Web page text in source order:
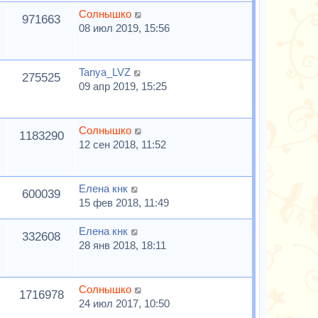
971663
Солнышко
08 июл 2019, 15:56
275525
Tanya_LVZ
09 апр 2019, 15:25
1183290
Солнышко
12 сен 2018, 11:52
600039
Елена кнк
15 фев 2018, 11:49
332608
Елена кнк
28 янв 2018, 18:11
1716978
Солнышко
24 июл 2017, 10:50